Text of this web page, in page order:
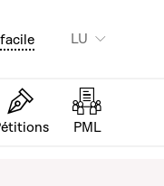
LU
PML